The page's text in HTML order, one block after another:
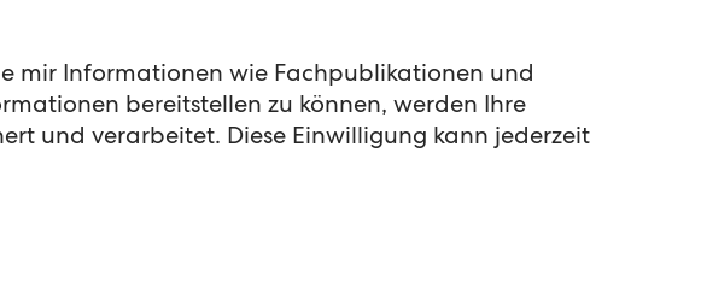
mir Informationen wie Fachpublikationen und
bereitstellen zu können, werden Ihre
und verarbeitet. Diese Einwilligung kann jederzeit